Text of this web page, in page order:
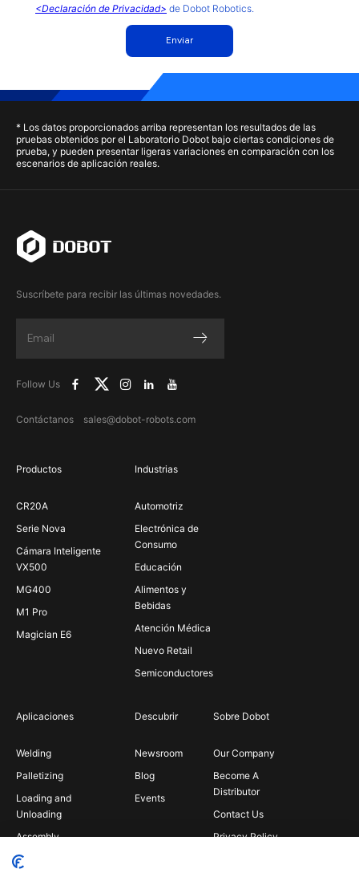
<Declaración de Privacidad> de Dobot Robotics.
Enviar
* Los datos proporcionados arriba representan los resultados de las
pruebas obtenidos por el Laboratorio Dobot bajo ciertas condiciones de
prueba, y pueden presentar ligeras variaciones en comparación con los
escenarios de aplicación reales.
Suscríbete para recibir las últimas novedades.
Follow Us
Contáctanos sales@dobot-robots.com
Productos
CR20A
Serie Nova
Cámara Inteligente
VX500
MG400
M1 Pro
Magician E6
Industrias
Automotriz
Electrónica de
Consumo
Educación
Alimentos y
Bebidas
Atención Médica
Nuevo Retail
Semiconductores
Aplicaciones
Welding
Palletizing
Loading and
Unloading
Assembly
Bin Picking
Descubrir
Newsroom
Blog
Events
Sobre Dobot
Our Company
Become A
Distributor
Contact Us
Privacy Policy